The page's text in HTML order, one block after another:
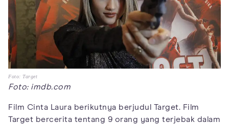
Foto: Target
Foto: imdb.com
Film Cinta Laura berikutnya berjudul Target. Film
Target bercerita tentang 9 orang yang terjebak dalam